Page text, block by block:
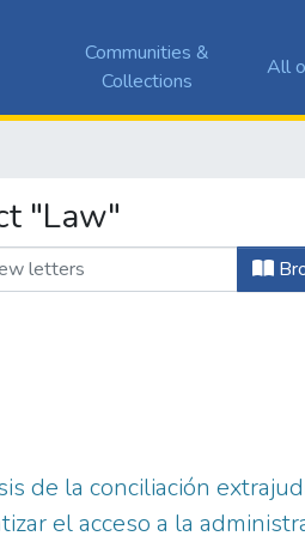
Communities &
Collections
All
"Law"
de la conciliación
el acceso a la